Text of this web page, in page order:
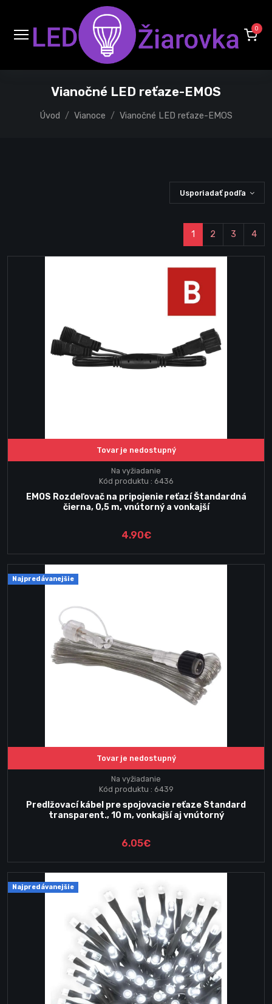
0
Vianočné LED reťaze-EMOS
Úvod Vianoce Vianočné LED reťaze-EMOS
Usporiadať podľa
1 2 3 4
Tovar je nedostupný
Na vyžiadanie
Kód produktu : 6436
EMOS Rozdeľovač na pripojenie reťazí Štandardná
čierna, 0,5 m, vnútorný a vonkajší
4.90€
Najpredávanejšie
Tovar je nedostupný
Na vyžiadanie
Kód produktu : 6439
Predlžovací kábel pre spojovacie reťaze Standard
transparent., 10 m, vonkajší aj vnútorný
6.05€
Najpredávanejšie